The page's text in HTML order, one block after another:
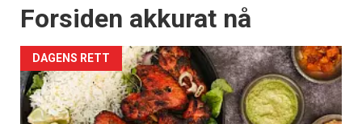
Forsiden akkurat nå
DAGENS RETT